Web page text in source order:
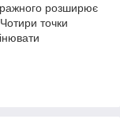
розширює
точки